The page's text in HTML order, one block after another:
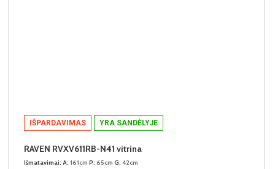
IŠPARDAVIMAS YRA SANDĖLYJE
RAVEN RVXV611RB-N41 vitrina
Išmatavimai: A: 161cm P: 65cm G: 42cm